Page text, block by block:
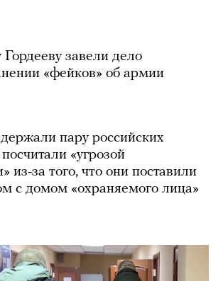
завели дело
«фейков» об армии
пару российских
«угрозой
из-за того, что они поставили
с домом «охраняемого лица»